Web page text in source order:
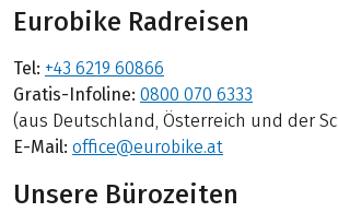
Eurobike Radreisen
Tel: +43 6219 60866
Gratis-Infoline: 0800 070 6333
(aus Deutschland, Österreich und der
E-Mail: office@eurobike.at
Unsere Bürozeiten